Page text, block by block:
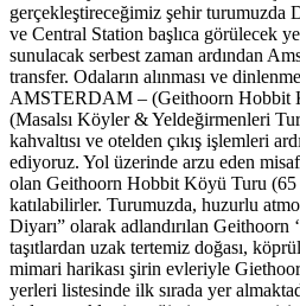
gerçekleştireceğimiz şehir turumuzda
ve Central Station başlıca görülecek
sunulacak serbest zaman ardından
transfer. Odaların alınması ve
AMSTERDAM – (Geithoorn
(Masalsı Köyler & Yeldeğirmenleri
kahvaltısı ve otelden çıkış işlemleri
ediyoruz. Yol üzerinde arzu eden
olan Geithoorn Hobbit Köyü Turu (65
katılabilirler. Turumuzda, huzurlu
Diyarı” olarak adlandırılan
taşıtlardan uzak tertemiz doğası,
mimari harikası şirin evleriyle
yerleri listesinde ilk sırada yer